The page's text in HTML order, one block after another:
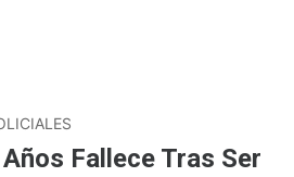
Fallece Tras Ser